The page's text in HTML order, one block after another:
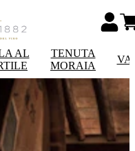
AL
TENUTA
MORAIA